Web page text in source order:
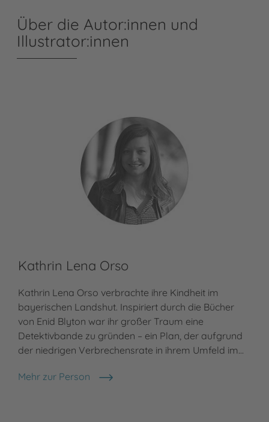
Über die Autor:innen und
Illustrator:innen
Kathrin Lena Orso
Kathrin Lena Orso verbrachte ihre Kindheit im
bayerischen Landshut. Inspiriert durch die Bücher
von Enid Blyton war ihr großer Traum eine
Detektivbande zu gründen – ein Plan, der aufgrund
der niedrigen Verbrechensrate in ihrem Umfeld im…
Mehr zur Person
Kathrin Lena Orso